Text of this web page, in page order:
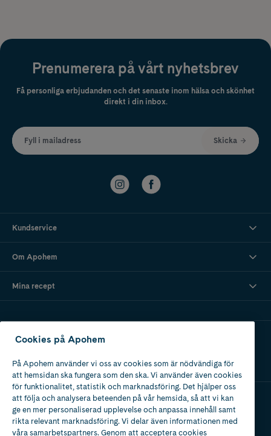
Prenumerera på vårt nyhetsbrev
Få personliga erbjudanden och det senaste inom hälsa och skönhet
direkt i din inbox.
Fyll i mailadress Skicka
Kundservice
Om Apohem
Mina recept
Ladda ner vår app
Apotek med tillstånd
av Läkemedelsverket
Cookies på Apohem
På Apohem använder vi oss av cookies som är nödvändiga för
att hemsidan ska fungera som den ska. Vi använder även cookies
för funktionalitet, statistik och marknadsföring. Det hjälper oss
att följa och analysera beteenden på vår hemsida, så att vi kan
ge en mer personaliserad upplevelse och anpassa innehåll samt
rikta relevant marknadsföring. Vi delar även informationen med
våra samarbetspartners. Genom att acceptera cookies